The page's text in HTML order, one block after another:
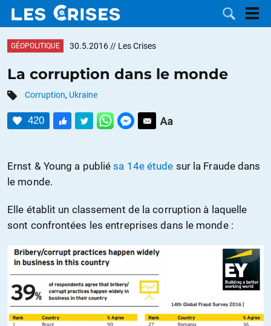
LES
MOTS CLÉS
CONTACTER
FAIRE UN
DON
GÉOPOLITIQUE 30.5.2016 // Les Crises
La corruption dans le monde
Corruption, Ukraine
420
Ernst & Young a publié sa 14e étude sur la Fraude dans
le monde.
Elle établit un classement de la corruption à laquelle
sont confrontées les entreprises dans le monde :